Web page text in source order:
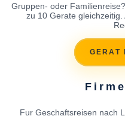
Gruppen- oder
zu 10 Gerate
GERAT
Fur Geschaftsreisen nach